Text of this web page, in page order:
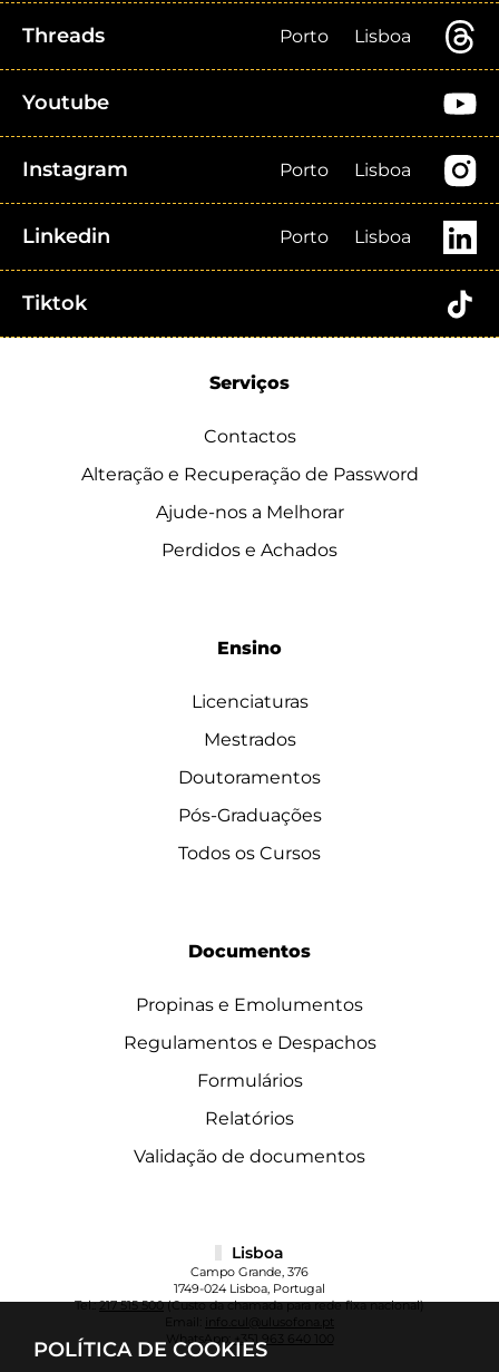
POLÍTICA DE COOKIES
Threads Porto Lisboa
Youtube
Instagram Porto Lisboa
Linkedin Porto Lisboa
Tiktok
Serviços
Contactos
Alteração e Recuperação de Password
Ajude-nos a Melhorar
Perdidos e Achados
Ensino
Licenciaturas
Mestrados
Doutoramentos
Pós-Graduações
Todos os Cursos
Documentos
Propinas e Emolumentos
Regulamentos e Despachos
Formulários
Relatórios
Validação de documentos
Lisboa
Campo Grande, 376
1749-024 Lisboa, Portugal
Tel.:217 515 500(Custo da chamada para rede fixa nacional)
info.cul@ulusofona.pt
WhatsApp:+351 963 640 100